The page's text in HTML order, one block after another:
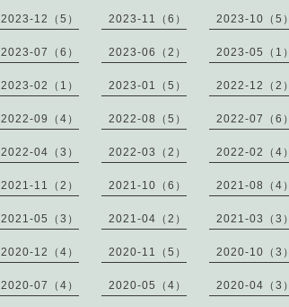
2023-12（5） 2023-11（6） 2023-10（5）
2023-07（6） 2023-06（2） 2023-05（1）
2023-02（1） 2023-01（5） 2022-12（2）
2022-09（4） 2022-08（5） 2022-07（6）
2022-04（3） 2022-03（2） 2022-02（4）
2021-11（2） 2021-10（6） 2021-08（4）
2021-05（3） 2021-04（2） 2021-03（3）
2020-12（4） 2020-11（5） 2020-10（3）
2020-07（4） 2020-05（4） 2020-04（3）